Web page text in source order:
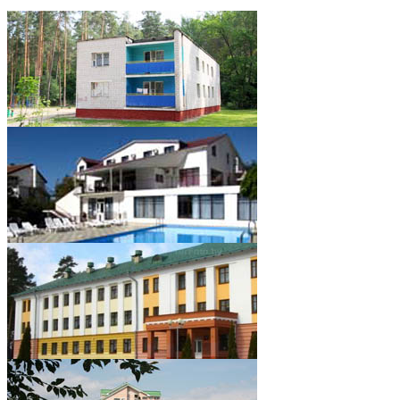
''Качье'' детский
реабилитационно -
оздоровительный центр,
Гомельская область
''Фея-1'' пансионат, к.з.
Джемете г. Анапа